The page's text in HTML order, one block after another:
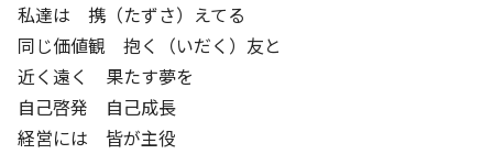
私達は 携（たずさ）えてる
同じ価値観 抱く（いだく）友と
近く遠く 果たす夢を
自己啓発 自己成長
経営には 皆が主役